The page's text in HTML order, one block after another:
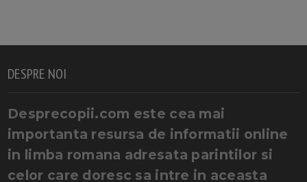
DESPRE NOI
Desprecopii.com este cea mai
importanta resursa de informatii online
in limba romana adresata parintilor si
celor care doresc sa intre in aceasta